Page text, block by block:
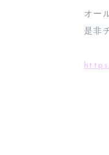
オー
是非